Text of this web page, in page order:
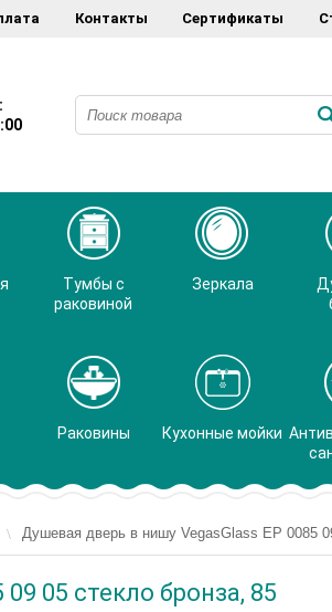
Контакты Сертификаты
Тумбы с
раковиной
Зеркала
Раковины Кухонные мойки
Душевая дверь в нишу VegasGlass EP 0085
05 стекло бронза, 85